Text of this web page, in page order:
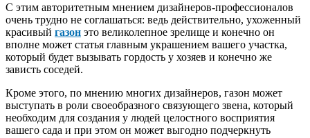
С этим авторитетным мнением дизайнеров-профессионалов
очень трудно не соглашаться: ведь действительно, ухоженный
красивый газон это великолепное зрелище и конечно он
вполне может статья главным украшением вашего участка,
который будет вызывать гордость у хозяев и конечно же
зависть соседей.
Кроме этого, по мнению многих дизайнеров, газон может
выступать в роли своеобразного связующего звена, который
необходим для создания у людей целостного восприятия
вашего сада и при этом он может выгодно подчеркнуть